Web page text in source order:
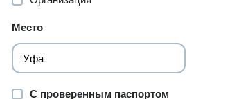
Место
С проверенным паспортом